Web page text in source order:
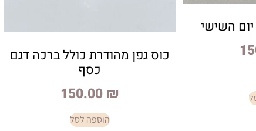
השישי
כוס גפן מהודרת כולל ברכה דגם
כסף
150.00 ₪
הוספה לסל